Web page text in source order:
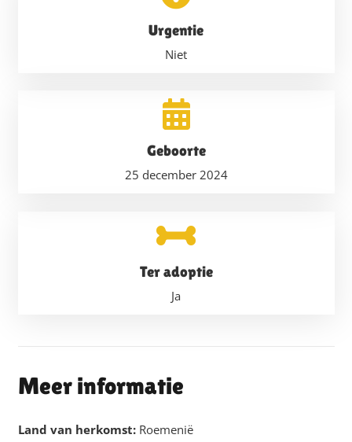
Urgentie
Niet
Geboorte
25 december 2024
Ter adoptie
Ja
Meer informatie
Land van herkomst: Roemenië